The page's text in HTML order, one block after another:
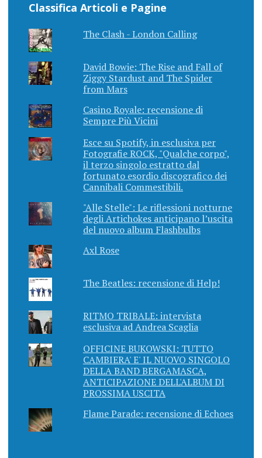
Classifica Articoli e Pagine
The Clash - London Calling
David Bowie: The Rise and Fall of
Ziggy Stardust and The Spider
from Mars
Casino Royale: recensione di
Sempre Più Vicini
Esce su Spotify, in esclusiva per
Fotografie ROCK, "Qualche corpo",
il terzo singolo estratto dal
fortunato esordio discografico dei
Cannibali Commestibili.
"Alle Stelle": Le riflessioni notturne
degli Artichokes anticipano l’uscita
del nuovo album Flashbulbs
Axl Rose
The Beatles: recensione di Help!
RITMO TRIBALE: intervista
esclusiva ad Andrea Scaglia
OFFICINE BUKOWSKI: TUTTO
CAMBIERA' E' IL NUOVO SINGOLO
DELLA BAND BERGAMASCA,
ANTICIPAZIONE DELL'ALBUM DI
PROSSIMA USCITA
Flame Parade: recensione di Echoes